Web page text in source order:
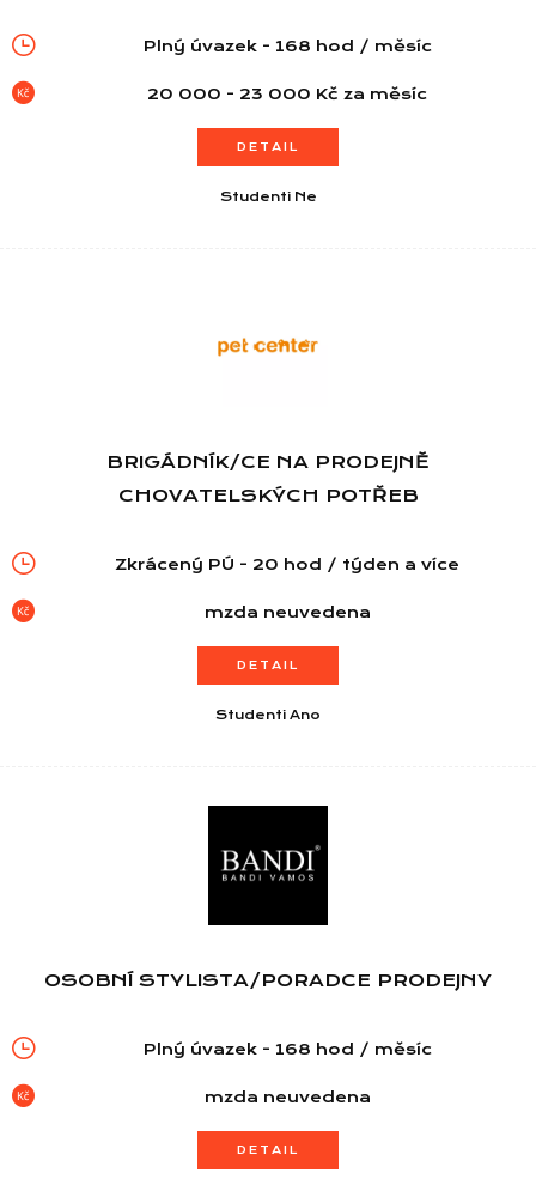
Plný úvazek - 168 hod / měsíc
20 000 - 23 000 Kč za měsíc
DETAIL
Studenti Ne
BRIGÁDNÍK/CE NA PRODEJNĚ
CHOVATELSKÝCH POTŘEB
Zkrácený PÚ - 20 hod / týden a více
mzda neuvedena
DETAIL
Studenti Ano
OSOBNÍ STYLISTA/PORADCE PRODEJNY
Plný úvazek - 168 hod / měsíc
mzda neuvedena
DETAIL